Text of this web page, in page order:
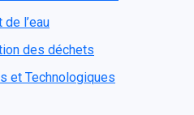
de l’eau
des déchets
et Technologiques